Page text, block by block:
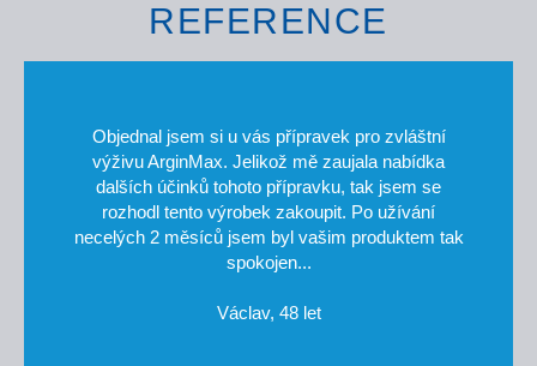
REFERENCE
Objednal jsem si u vás přípravek pro zvláštní
výživu ArginMax. Jelikož mě zaujala nabídka
dalších účinků tohoto přípravku, tak jsem se
rozhodl tento výrobek zakoupit. Po užívání
necelých 2 měsíců jsem byl vašim produktem tak
spokojen...
Václav, 48 let